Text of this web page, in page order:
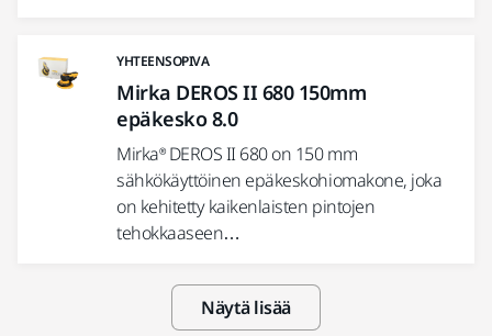
YHTEENSOPIVA
Mirka DEROS II 680 150mm
epäkesko 8.0
Mirka® DEROS II 680 on 150 mm
sähkökäyttöinen epäkeskohiomakone, joka
on kehitetty kaikenlaisten pintojen
tehokkaaseen…
Näytä lisää